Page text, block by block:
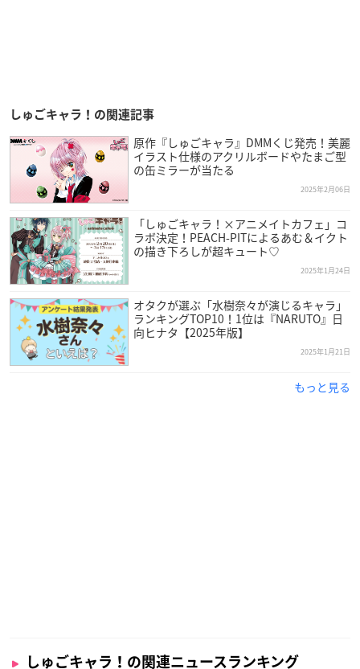
しゅごキャラ！の関連記事
原作『しゅごキャラ』DMMくじ発売！美麗
イラスト仕様のアクリルボードやたまご型
の缶ミラーが当たる
2025年2月06日
「しゅごキャラ！×アニメイトカフェ」コ
ラボ決定！PEACH-PITによるあむ＆イクト
の描き下ろしが超キュート♡
2025年1月24日
オタクが選ぶ「水樹奈々が演じるキャラ」
ランキングTOP10！1位は『NARUTO』日
向ヒナタ【2025年版】
2025年1月21日
もっと見る
しゅごキャラ！の関連ニュースランキング